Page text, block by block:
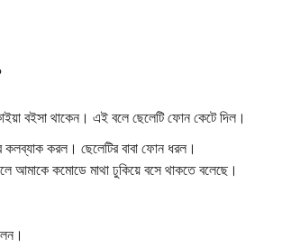
বইসা থাকেন। এই বলে ছেলেটি ফোন কেটে দিল।
কলব্যাক করল। ছেলেটির বাবা ফোন ধরল।
আমাকে কমোডে মাথা ঢুকিয়ে বসে থাকতে বলেছে।